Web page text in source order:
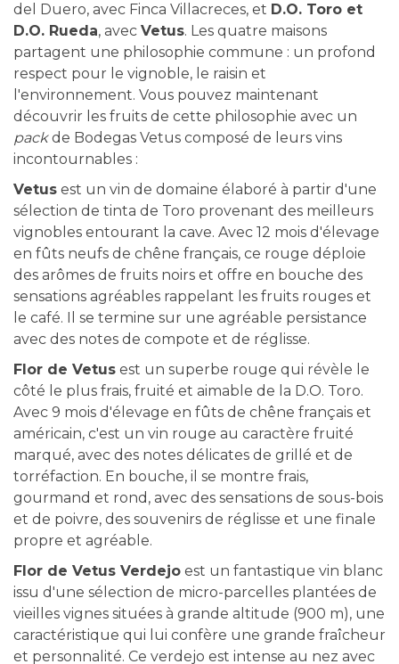
del Duero, avec Finca Villacreces, et D.O. Toro et
D.O. Rueda, avec Vetus. Les quatre maisons
partagent une philosophie commune : un profond
respect pour le vignoble, le raisin et
l'environnement. Vous pouvez maintenant
découvrir les fruits de cette philosophie avec un
packde Bodegas Vetus composé de leurs vins
incontournables :
Vetus est un vin de domaine élaboré à partir d'une
sélection de tinta de Toro provenant des meilleurs
vignobles entourant la cave. Avec 12 mois d'élevage
en fûts neufs de chêne français, ce rouge déploie
des arômes de fruits noirs et offre en bouche des
sensations agréables rappelant les fruits rouges et
le café. Il se termine sur une agréable persistance
avec des notes de compote et de réglisse.
Flor de Vetus est un superbe rouge qui révèle le
côté le plus frais, fruité et aimable de la D.O. Toro.
Avec 9 mois d'élevage en fûts de chêne français et
américain, c'est un vin rouge au caractère fruité
marqué, avec des notes délicates de grillé et de
torréfaction. En bouche, il se montre frais,
gourmand et rond, avec des sensations de sous-bois
et de poivre, des souvenirs de réglisse et une finale
propre et agréable.
Flor de Vetus Verdejo est un fantastique vin blanc
issu d'une sélection de micro-parcelles plantées de
vieilles vignes situées à grande altitude (900 m), une
caractéristique qui lui confère une grande fraîcheur
et personnalité. Ce verdejo est intense au nez avec